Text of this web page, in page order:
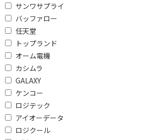
サンワサプライ
バッファロー
任天堂
トップランド
オーム電機
カシムラ
GALAXY
ケンコー
ロジテック
アイオーデータ
ロジクール
4時間以上～5時間未満
対応SIMサイズで絞り込む
シムカード非対応
ネットワークで絞り込む
Wi-Fiモデル
通信方式(タブレット)で絞り込む